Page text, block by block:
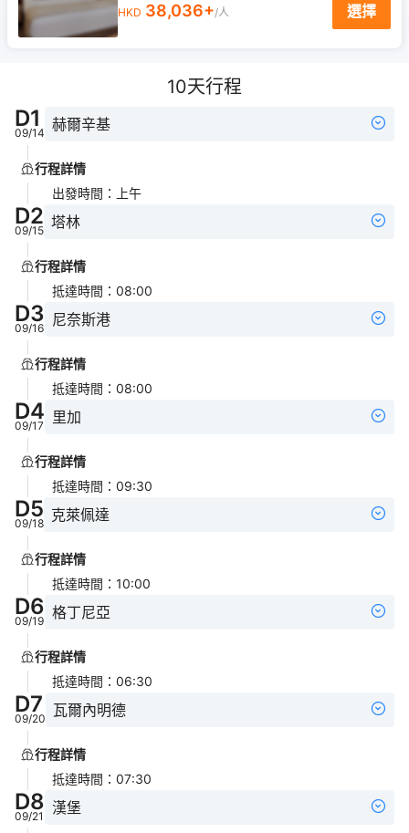
HKD 38,036+/人 選擇
10天行程
D1
09/14 赫爾辛基
行程詳情
出發時間 ： 上午
D2
09/15 塔林
行程詳情
抵達時間 ： 08:00
D3
09/16 尼奈斯港
行程詳情
抵達時間 ： 08:00
D4
09/17 里加
行程詳情
抵達時間 ： 09:30
D5
09/18 克萊佩達
行程詳情
抵達時間 ： 10:00
D6
09/19 格丁尼亞
行程詳情
抵達時間 ： 06:30
D7
09/20 瓦爾內明德
行程詳情
抵達時間 ： 07:30
D8
09/21 漢堡